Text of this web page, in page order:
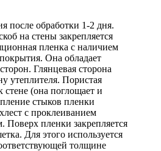
после обработки 1-2 дня.
на стены закрепляется
пленка с наличием
Она обладает
Глянцевая сторона
утеплителя. Пористая
стене (она поглощает и
стыков пленки
с проклеиванием
Поверх пленки закрепляется
Для этого используется
толщине